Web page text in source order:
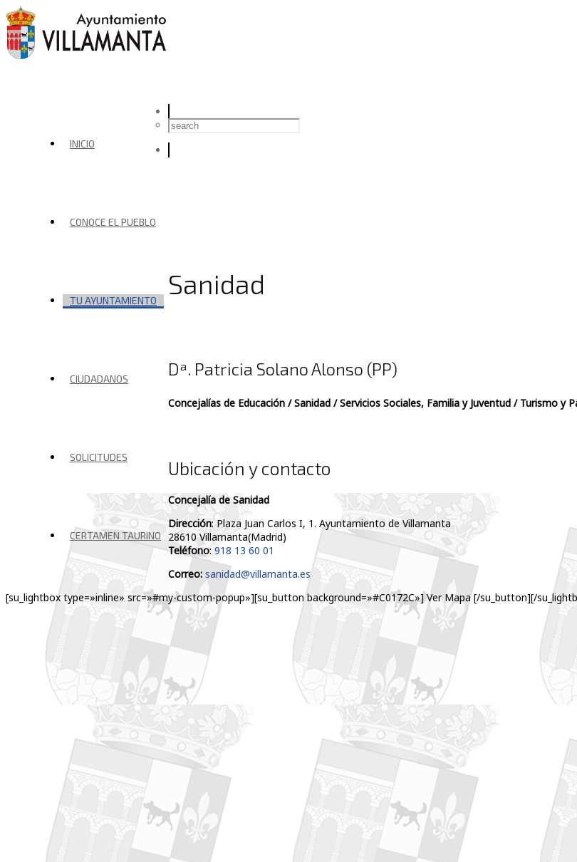
INICIO
CONOCE EL PUEBLO
TU AYUNTAMIENTO
CIUDADANOS
SOLICITUDES
CERTAMEN TAURINO
Sanidad
Dª. Patricia Solano Alonso (PP)
Concejalías de Educación / Sanidad / Servicios Sociales, Familia y Juventud / Turismo y
Ubicación y contacto
Concejalía de Sanidad
Dirección: Plaza Juan Carlos I, 1. Ayuntamiento de Villamanta
28610 Villamanta(Madrid)
Teléfono: 918 13 60 01
Correo: sanidad@villamanta.es
[su_lightbox type=»inline» src=»#my-custom-popup»][su_button background=»#C0172C»] Ver Mapa [/su_button][/